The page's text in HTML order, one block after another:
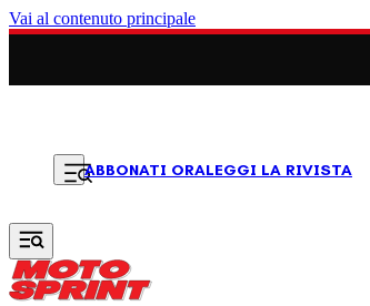
Vai al contenuto principale
ABBONATI ORALEGGI LA RIVISTA